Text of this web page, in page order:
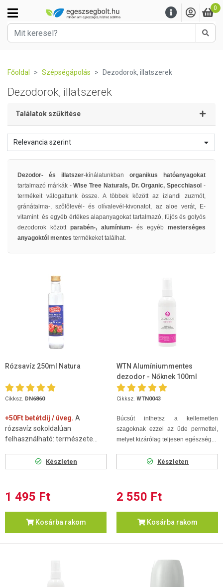
0
Főoldal Szépségápolás Dezodorok, illatszerek
Dezodorok, illatszerek
Találatok szűkítése
Relevancia szerint
Dezodor- és illatszer-kínálatunkban organikus hatóanyagokat
tartalmazó márkák -Wise Tree Naturals, Dr. Organic, Specchiasol -
termékeit válogattunk össze. A többek között az izlandi zuzmót,
gránátalma-, szőlőlevél- és olívalevél-kivonatot, az aloe verát, E-
vitamint és egyéb értékes alapanyagokat tartalmazó, fújós és golyós
dezodorok között parabén-, alumínium- és egyéb mesterséges
anyagoktól mentes termékeket találhat.
Rózsavíz 250ml Natura
Cikksz. DN6860
+50Ft betétdíj / üveg. A
rózsavíz sokoldalúan
felhasználható: természete...
Készleten
1 495 Ft
Kosárba rakom
WTN Alumíniummentes
dezodor - Nőknek 100ml
Cikksz. WTN0043
Búcsút inthetsz a kellemetlen
szagoknak ezzel az üde permettel,
melyet kizárólag teljesen egészség...
Készleten
2 550 Ft
Kosárba rakom